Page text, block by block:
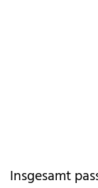
Insgesamt